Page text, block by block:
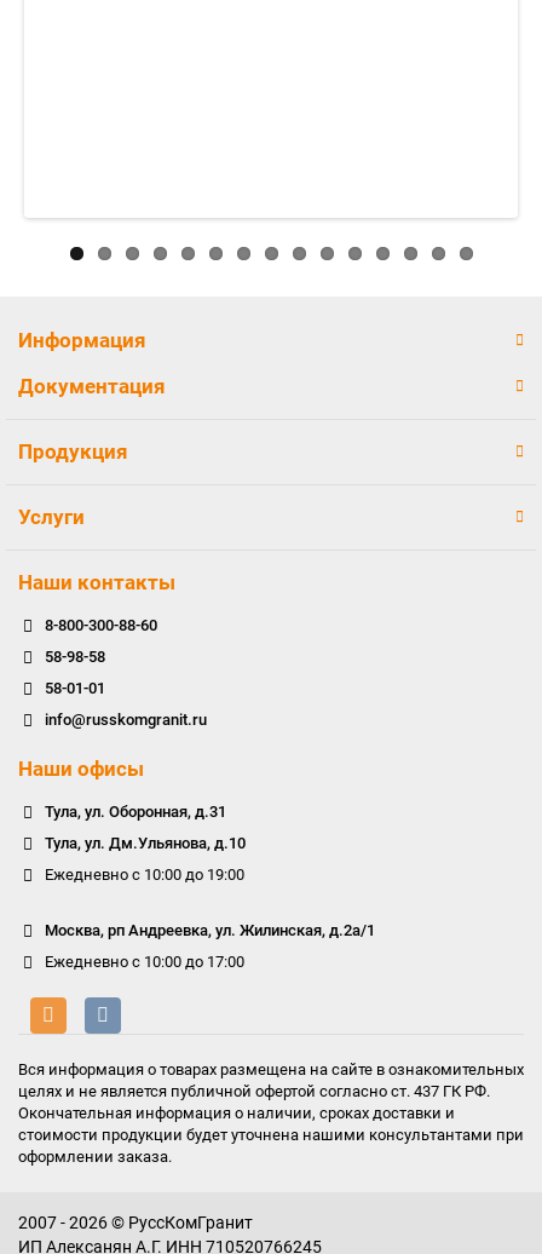
Информация
Документация
Продукция
Услуги
Наши контакты
8-800-300-88-60
58-98-58
58-01-01
info@russkomgranit.ru
Наши офисы
Тула, ул. Оборонная, д.31
Тула, ул. Дм.Ульянова, д.10
Ежедневно с 10:00 до 19:00
Москва, рп Андреевка, ул. Жилинская, д.2а/1
Ежедневно с 10:00 до 17:00
Вся информация о товарах размещена на сайте в ознакомительных
целях и не является публичной офертой согласно ст. 437 ГК РФ.
Окончательная информация о наличии, сроках доставки и
стоимости продукции будет уточнена нашими консультантами при
оформлении заказа.
2007 - 2026 © РуссКомГранит
ИП Алексанян А.Г. ИНН 710520766245